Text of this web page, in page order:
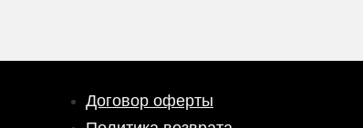
Договор оферты